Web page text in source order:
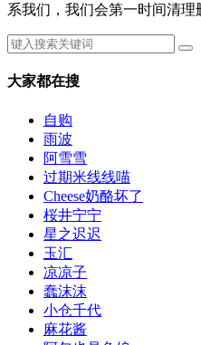
系我们，我们会第一时间清理
大家都在搜
自购
雨波
阿雪雪
过期米线线喵
Cheese奶酪坏了
桜井宁宁
星之迟迟
玉汇
凉凉子
蠢沫沫
小仓千代
麻花酱